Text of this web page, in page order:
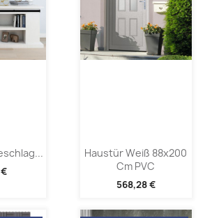
Haustür Weiß 88x200
Cm PVC
568,28 €